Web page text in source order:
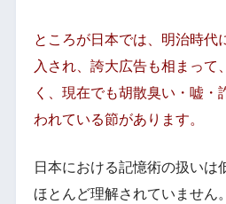
ところが日本では、明治時代
入され、誇大広告も相まって
く、現在でも胡散臭い・嘘・
われている節があります。
日本における記憶術の扱いは
ほとんど理解されていません